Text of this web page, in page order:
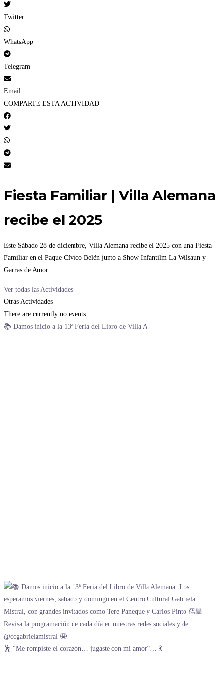
Twitter
WhatsApp
Telegram
Email
COMPARTE ESTA ACTIVIDAD
Fiesta Familiar | Villa Alemana
recibe el 2025
Este Sábado 28 de diciembre, Villa Alemana recibe el 2025 con una Fiesta
Familiar en el Paque Cívico Belén junto a Show Infantilm La Wilsaun y
Garras de Amor.
Ver todas las Actividades
Otras Actividades
There are currently no events.
📚 Damos inicio a la 13ª Feria del Libro de Villa A
🕺 “Me rompiste el corazón… jugaste con mi amor”… 💃